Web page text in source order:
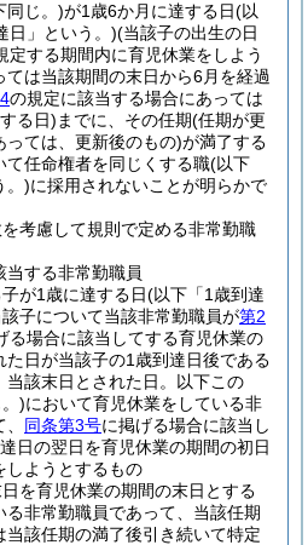
同じ。)が1歳6か月に達する日(以
日」という。)(当該子の出生の日
定する期間内に育児休業をしよう
ては当該期間の末日から6月を経過
の規定に該当する場合にあっては
る日) までに、その任期(任期が更
っては、更新後のもの)が満了する
て任命権者を同じくする職(以下
。)に採用されないことが明らかで
考慮して規則で定める非常勤職
当する非常勤職員
が1歳に達する日(以下「1歳到達
子について当該非常勤職員が第2
る場合に該当してする育児休業の
た日が当該子の1歳到達日後である
当該末日とされた日。以下この
)において育児休業をしている非
同条第3号に掲げる場合に該当し
日の翌日を育児休業の期間の初日
しようとするもの
を育児休業の期間の末日とする
る非常勤職員であって、当該任期
当該任期の満了後引き続いて特定